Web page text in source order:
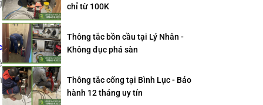
chỉ từ 100K
Thông tắc bồn cầu tại Lý Nhân -
Không đục phá sàn
Thông tắc cống tại Bình Lục - Bảo
hành 12 tháng uy tín